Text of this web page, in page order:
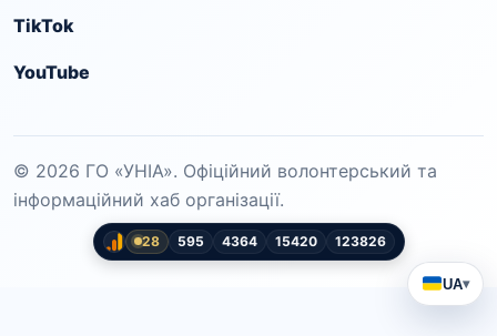
TikTok
YouTube
© 2026 ГО «УНІА». Офіційний волонтерський та
інформаційний хаб організації.
28 595 4364 15420 123826
UA▾